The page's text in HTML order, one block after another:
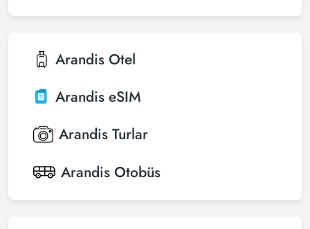
Arandis Otel
Arandis eSIM
Arandis Turlar
Arandis Otobüs